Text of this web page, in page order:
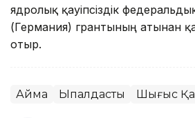
ядролық қауіпсіздік
(Германия) грантының атынан
отыр.
Аймақ Ықпалдастық Шығыс